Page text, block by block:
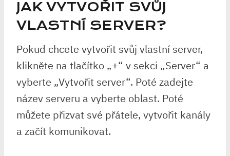
JAK VYTVOŘIT SVŮJ
VLASTNÍ SERVER?
Pokud chcete vytvořit svůj vlastní server,
klikněte na tlačítko „+“ v sekci „Server“ a
vyberte „Vytvořit server“. Poté zadejte
název serveru a vyberte oblast. Poté
můžete přizvat své přátele, vytvořit kanály
a začít komunikovat.